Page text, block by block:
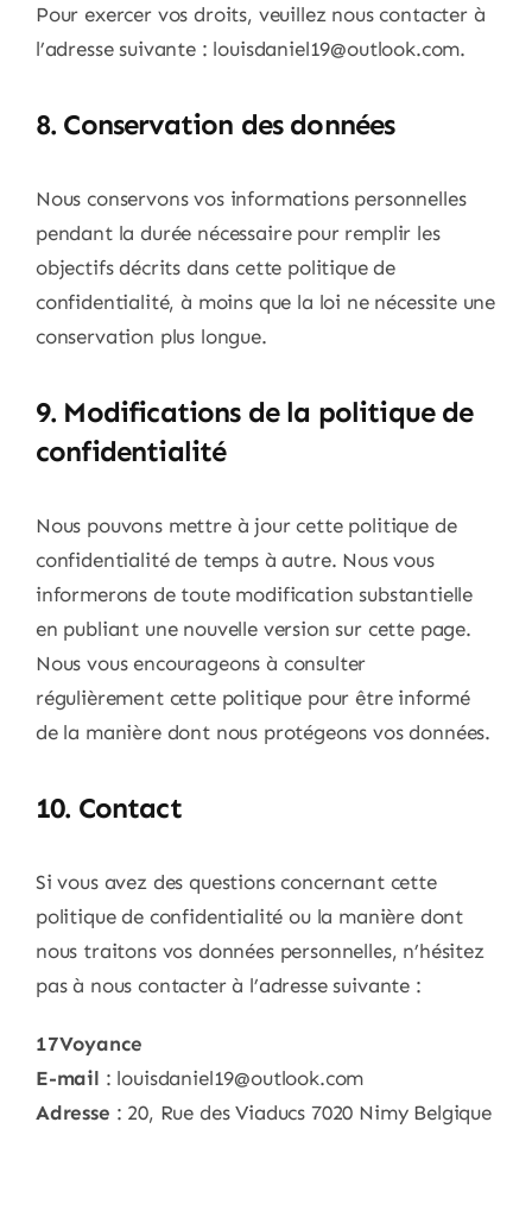
Pour exercer vos droits, veuillez nous contacter à
l’adresse suivante : louisdaniel19@outlook.com.
8. Conservation des données
Nous conservons vos informations personnelles
pendant la durée nécessaire pour remplir les
objectifs décrits dans cette politique de
confidentialité, à moins que la loi ne nécessite une
conservation plus longue.
9. Modifications de la politique de
confidentialité
Nous pouvons mettre à jour cette politique de
confidentialité de temps à autre. Nous vous
informerons de toute modification substantielle
en publiant une nouvelle version sur cette page.
Nous vous encourageons à consulter
régulièrement cette politique pour être informé
de la manière dont nous protégeons vos données.
10. Contact
Si vous avez des questions concernant cette
politique de confidentialité ou la manière dont
nous traitons vos données personnelles, n’hésitez
pas à nous contacter à l’adresse suivante :
17Voyance
E-mail : louisdaniel19@outlook.com
Adresse : 20, Rue des Viaducs 7020 Nimy Belgique